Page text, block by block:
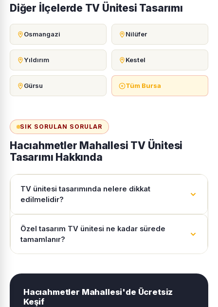
Diğer İlçelerde TV Ünitesi Tasarımı
Osmangazi Nilüfer
Yıldırım Kestel
Gürsu Tüm Bursa
SIK SORULAN SORULAR
Hacıahmetler Mahallesi TV Ünitesi
Tasarımı Hakkında
TV ünitesi tasarımında nelere dikkat
edilmelidir?
Özel tasarım TV ünitesi ne kadar sürede
tamamlanır?
Hacıahmetler Mahallesi'de Ücretsiz
Keşif